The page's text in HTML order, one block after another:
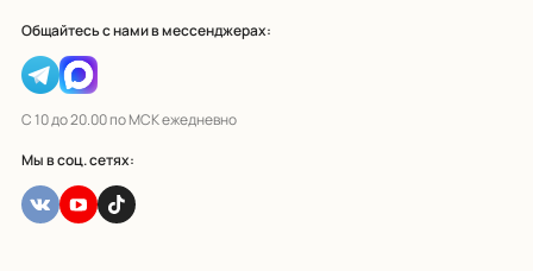
Общайтесь с нами в мессенджерах:
С 10 до 20.00 по МСК ежедневно
Мы в соц. сетях: